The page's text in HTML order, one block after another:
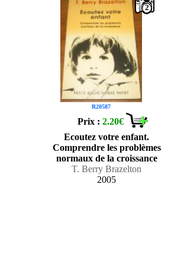
R20587
2
Prix :2.20€
Ecoutez votre enfant.
Comprendre les problèmes
normaux de la croissance
T. Berry Brazelton
2005